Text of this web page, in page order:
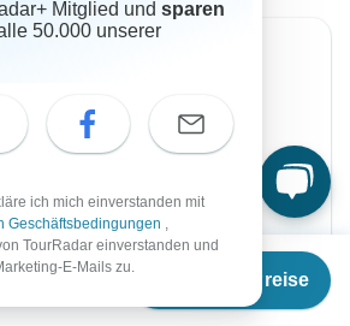
Termine & Preise
19 Aug, 2026
€2.897 per person
Mitglied und sparen
50.000 unserer
ich mich einverstanden mit
Geschäftsbedingungen ,
TourRadar einverstanden und
E-Mails zu.